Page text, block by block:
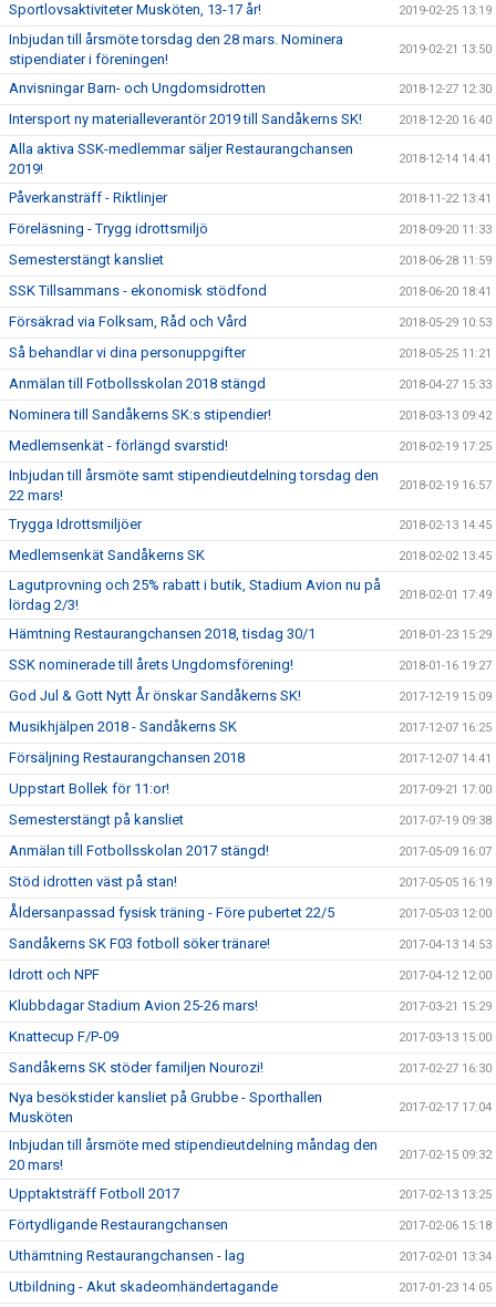
Sportlovsaktiviteter Musköten, 13-17 år! 2019-02-25 13:19
Inbjudan till årsmöte torsdag den 28 mars. Nominera
stipendiater i föreningen!
2019-02-21 13:50
Anvisningar Barn- och Ungdomsidrotten 2018-12-27 12:30
Intersport ny materialleverantör 2019 till Sandåkerns SK! 2018-12-20 16:40
Alla aktiva SSK-medlemmar säljer Restaurangchansen
2019!
2018-12-14 14:41
Påverkansträff - Riktlinjer 2018-11-22 13:41
Föreläsning - Trygg idrottsmiljö 2018-09-20 11:33
Semesterstängt kansliet 2018-06-28 11:59
SSK Tillsammans - ekonomisk stödfond 2018-06-20 18:41
Försäkrad via Folksam, Råd och Vård 2018-05-29 10:53
Så behandlar vi dina personuppgifter 2018-05-25 11:21
Anmälan till Fotbollsskolan 2018 stängd 2018-04-27 15:33
Nominera till Sandåkerns SK:s stipendier! 2018-03-13 09:42
Medlemsenkät - förlängd svarstid! 2018-02-19 17:25
Inbjudan till årsmöte samt stipendieutdelning torsdag den
22 mars!
2018-02-19 16:57
Trygga Idrottsmiljöer 2018-02-13 14:45
Medlemsenkät Sandåkerns SK 2018-02-02 13:45
Lagutprovning och 25% rabatt i butik, Stadium Avion nu på
lördag 2/3!
2018-02-01 17:49
Hämtning Restaurangchansen 2018, tisdag 30/1 2018-01-23 15:29
SSK nominerade till årets Ungdomsförening! 2018-01-16 19:27
God Jul & Gott Nytt År önskar Sandåkerns SK! 2017-12-19 15:09
Musikhjälpen 2018 - Sandåkerns SK 2017-12-07 16:25
Försäljning Restaurangchansen 2018 2017-12-07 14:41
Uppstart Bollek för 11:or! 2017-09-21 17:00
Semesterstängt på kansliet 2017-07-19 09:38
Anmälan till Fotbollsskolan 2017 stängd! 2017-05-09 16:07
Stöd idrotten väst på stan! 2017-05-05 16:19
Åldersanpassad fysisk träning - Före pubertet 22/5 2017-05-03 12:00
Sandåkerns SK F03 fotboll söker tränare! 2017-04-13 14:53
Idrott och NPF 2017-04-12 12:00
Klubbdagar Stadium Avion 25-26 mars! 2017-03-21 15:29
Knattecup F/P-09 2017-03-13 15:00
Sandåkerns SK stöder familjen Nourozi! 2017-02-27 16:30
Nya besökstider kansliet på Grubbe - Sporthallen
Musköten
2017-02-17 17:04
Inbjudan till årsmöte med stipendieutdelning måndag den
20 mars!
2017-02-15 09:32
Upptaktsträff Fotboll 2017 2017-02-13 13:25
Förtydligande Restaurangchansen 2017-02-06 15:18
Uthämtning Restaurangchansen - lag 2017-02-01 13:34
Utbildning - Akut skadeomhändertagande 2017-01-23 14:05